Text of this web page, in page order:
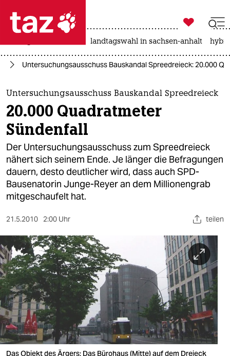
 taz zahl ich
taz zahl ich
themen
politik
öko
gesellschaft
kultur
nord
wahrheit
verlag
verlag
veranstaltungen

taz zahl ich
landtagswahl in sachsen-anhalt
Untersuchungsausschuss Bauskandal Spreedreieck: 20.000
Untersuchungsausschuss Bauskandal Spreedreieck
20.000 Quadratmeter
Sündenfall
Der Untersuchungsausschuss zum Spreedreieck
nähert sich seinem Ende. Je länger die Befragungen
dauern, desto deutlicher wird, dass auch SPD-
Bausenatorin Junge-Reyer an dem Millionengrab
mitgeschaufelt hat.
21.5.2010 2:00 Uhr teilen
Das Objekt des Ärgers: Das Bürohaus (Mitte) auf dem Dreieck